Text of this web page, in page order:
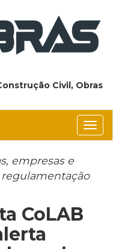
Civil, Obras
empresas e
CoLAB